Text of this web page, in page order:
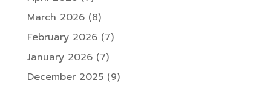
March 2026(8)
February 2026(7)
January 2026(7)
December 2025(9)